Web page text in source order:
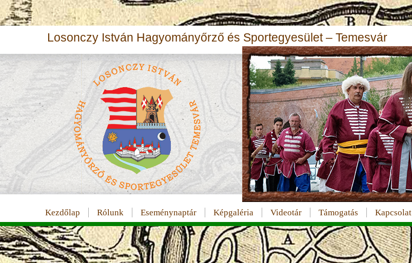
Losonczy István Hagyományőrző és Sportegyesület – Temesvár
Kezdőlap Rólunk Eseménynaptár Képgaléria Videotár Támogatás Kapcsolat